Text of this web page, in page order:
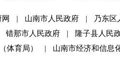
| 山南市人民政府 | 乃东区
错那市人民政府 | 隆子县人民
体育局） | 山南市经济和信息